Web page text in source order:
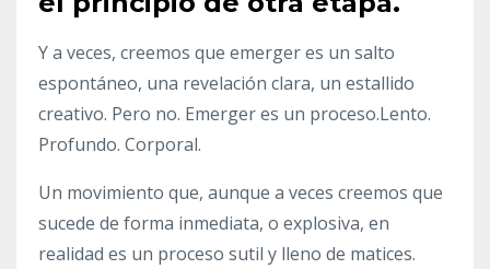
Y a veces, creemos que emerger es un salto
espontáneo, una revelación clara, un estallido
creativo. Pero no. Emerger es un proceso.Lento.
Profundo. Corporal.
Un movimiento que, aunque a veces creemos que
sucede de forma inmediata, o explosiva, en
realidad es un proceso sutil y lleno de matices.